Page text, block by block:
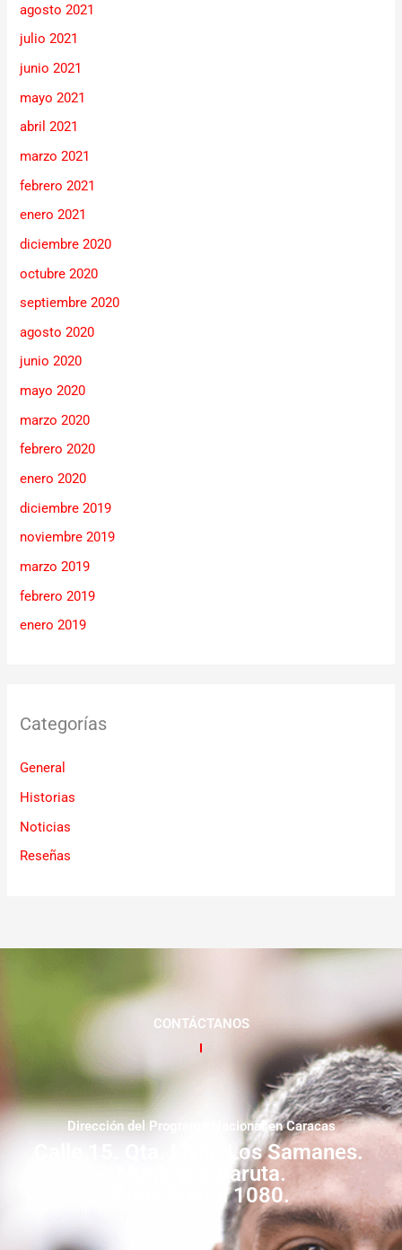
agosto 2021
julio 2021
junio 2021
mayo 2021
abril 2021
marzo 2021
febrero 2021
enero 2021
diciembre 2020
octubre 2020
septiembre 2020
agosto 2020
junio 2020
mayo 2020
marzo 2020
febrero 2020
enero 2020
diciembre 2019
noviembre 2019
marzo 2019
febrero 2019
enero 2019
Categorías
General
Historias
Noticias
Reseñas
CONTÁCTANOS
Dirección del Programa Nacional en Caracas
Calle 15. Qta. Livia. Los Samanes.
Municipio Baruta.
Zona Postal 1080.